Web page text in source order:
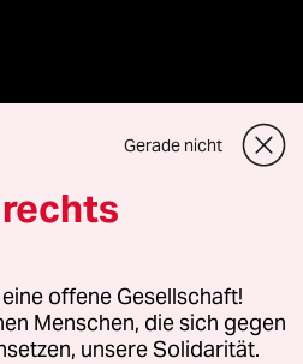
GmbH
Fragen oder für Genehmigungen
Gerade nicht
offene Gesellschaft!
Menschen, die sich gegen
unsere Solidarität.